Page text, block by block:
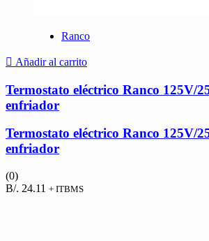
Ranco
Añadir al carrito
Termostato eléctrico Ranco 125V/
enfriador
Termostato eléctrico Ranco 125V/
enfriador
(0)
B/. 24.11 + ITBMS